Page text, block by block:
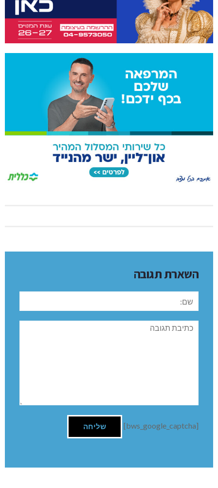
השארת תגובה
תגובה
[bws_google_captcha]